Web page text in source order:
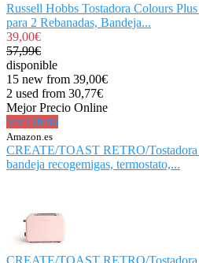
Russell Hobbs Tostadora Colours
para 2 Rebanadas, Bandeja...
39,00€
57,99€
disponible
15 new from 39,00€
2 used from 30,77€
Mejor Precio Online
Ver Oferta
Amazon.es
CREATE/TOAST RETRO/Tostadora
bandeja recogemigas, termostato,...
CREATE/TOAST RETRO/Tostadora